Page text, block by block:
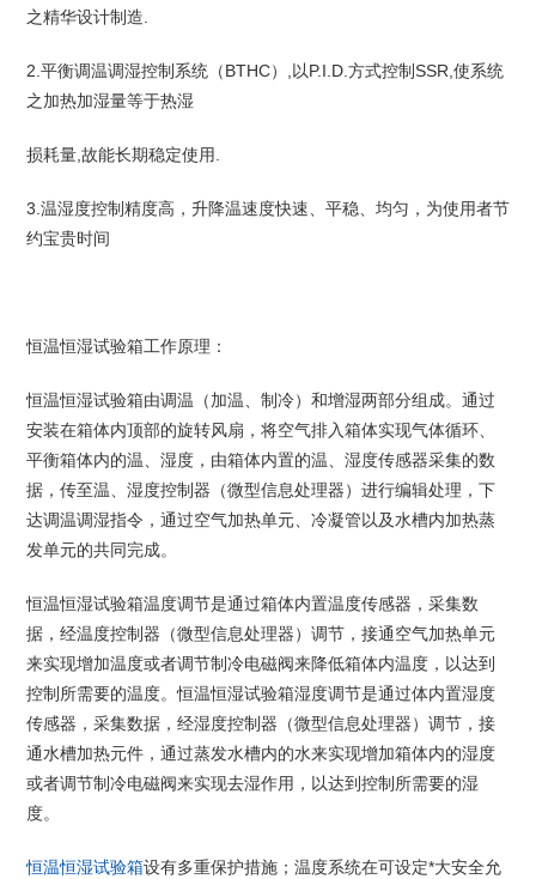
之精华设计制造.
2.平衡调温调湿控制系统（BTHC）,以P.I.D.方式控制SSR,使系统
之加热加湿量等于热湿
损耗量,故能长期稳定使用.
3.温湿度控制精度高，升降温速度快速、平稳、均匀，为使用者节
约宝贵时间
恒温恒湿试验箱工作原理：
恒温恒湿试验箱由调温（加温、制冷）和增湿两部分组成。通过
安装在箱体内顶部的旋转风扇，将空气排入箱体实现气体循环、
平衡箱体内的温、湿度，由箱体内置的温、湿度传感器采集的数
据，传至温、湿度控制器（微型信息处理器）进行编辑处理，下
达调温调湿指令，通过空气加热单元、冷凝管以及水槽内加热蒸
发单元的共同完成。
恒温恒湿试验箱温度调节是通过箱体内置温度传感器，采集数
据，经温度控制器（微型信息处理器）调节，接通空气加热单元
来实现增加温度或者调节制冷电磁阀来降低箱体内温度，以达到
控制所需要的温度。恒温恒湿试验箱湿度调节是通过体内置湿度
传感器，采集数据，经湿度控制器（微型信息处理器）调节，接
通水槽加热元件，通过蒸发水槽内的水来实现增加箱体内的湿度
或者调节制冷电磁阀来实现去湿作用，以达到控制所需要的湿
度。
恒温恒湿试验箱设有多重保护措施；温度系统在可设定*大安全允